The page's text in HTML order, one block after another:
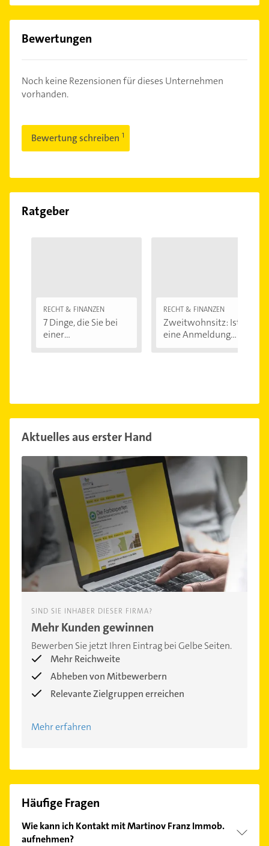
Bewertungen
Noch keine Rezensionen für dieses Unternehmen
vorhanden.
Bewertung schreiben
Ratgeber
RECHT & FINANZEN
7 Dinge, die Sie bei
einer
RECHT & FINANZEN
Zweitwohnsitz: Ist
eine Anmeldung...
Aktuelles aus erster Hand
SIND SIE INHABER DIESER FIRMA?
Mehr Kunden gewinnen
Bewerben Sie jetzt Ihren Eintrag bei Gelbe Seiten.
Mehr Reichweite
Abheben von Mitbewerbern
Relevante Zielgruppen erreichen
Mehr erfahren
Häufige Fragen
Wie kann ich Kontakt mit Martinov Franz Immob.
aufnehmen?